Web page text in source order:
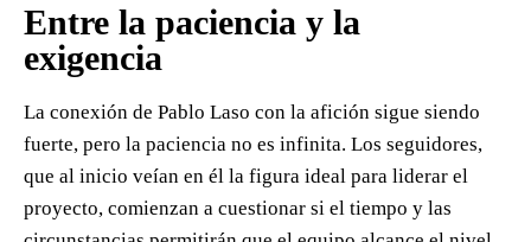
Entre la paciencia y la
exigencia
La conexión de Pablo Laso con la afición sigue siendo
fuerte, pero la paciencia no es infinita. Los seguidores,
que al inicio veían en él la figura ideal para liderar el
proyecto, comienzan a cuestionar si el tiempo y las